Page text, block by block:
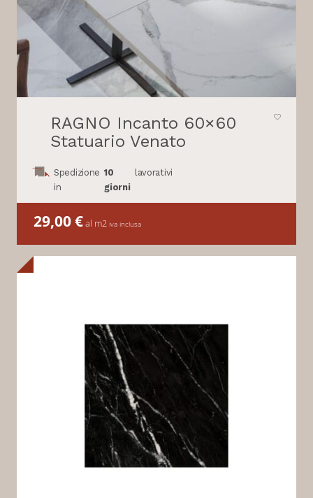
RAGNO Incanto 60×60
Statuario Venato
Spedizione
in
10
giorni
lavorativi
29,00€al m2 iva inclusa